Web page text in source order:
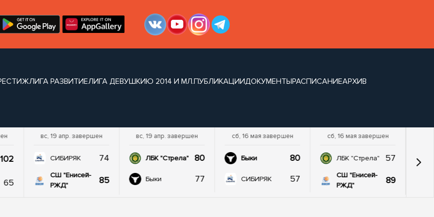
ЛИГА РАЗВИТИЕЛИГА ДЕВУШКИЮ 2014 И МЛ.ПУБЛИКАЦИИДОКУМЕНТЫРАСПИСАНИЕАРХИВ
102
65
вс, 19 апр. завершен
СИБИРЯК 74
СШ "Енисей-
РЖД"
85
вс, 19 апр. завершен
ЛБК "Стрела" 80
Быки 77
сб, 16 мая завершен
Быки 80
СИБИРЯК 57
сб, 16 мая завершен
ЛБК "Стрела" 57
СШ "Енисей-
РЖД"
89